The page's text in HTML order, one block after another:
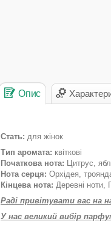
Опис
Стать: для жінок
Тип аромата: квіткові
Початкова нота: Цитрус,
Нота серця: Орхідея,
Кінцева нота: Деревні
Раді привітувати вас на
У нас великий вибір